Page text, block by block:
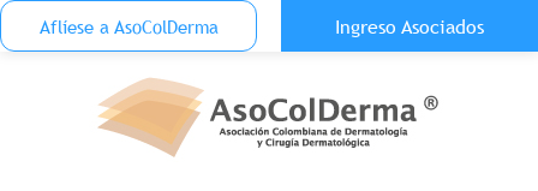
Pasar al contenido principal
Menu Top Anónimo
Aflíese a AsoColDerma Ingreso Asociados